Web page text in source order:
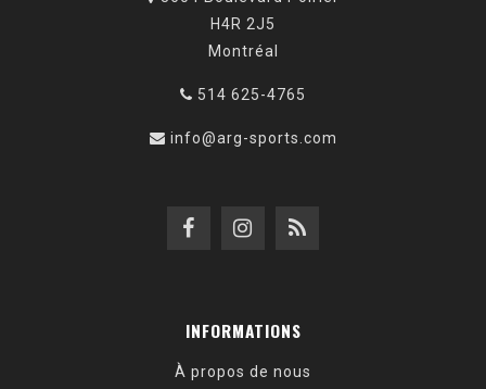
H4R 2J5
Montréal
514 625-4765
info@arg-sports.com
INFORMATIONS
À propos de nous